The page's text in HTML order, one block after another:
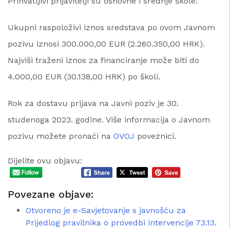
Ukupni raspoloživi iznos sredstava po ovom Javnom
pozivu iznosi 300.000,00 EUR (2.260.350,00 HRK).
Najviši traženi iznos za financiranje može biti do
4.000,00 EUR (30.138,00 HRK) po školi.
Rok za dostavu prijava na Javni poziv je 30.
studenoga 2023. godine. Više informacija o Javnom
pozivu možete pronaći na OVOJ poveznici.
Dijelite ovu objavu:
Povezane objave:
Otvoreno je e-Savjetovanje s javnošću za
Prijedlog pravilnika o provedbi intervencije 73.13.